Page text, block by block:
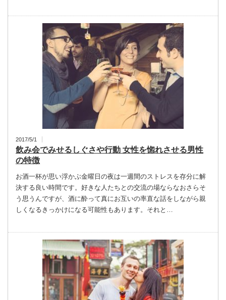
2017/5/1
飲み会でみせるしぐさや行動 女性を惚れさせる男性
の特徴
お酒一杯が思い浮かぶ金曜日の夜は一週間のストレスを存分に解
決する良い時間です。好きな人たちとの交流の場ならなおさらそ
う思うんですが、酒に酔って真にお互いの率直な話をしながら親
しくなるきっかけになる可能性もあります。それと…